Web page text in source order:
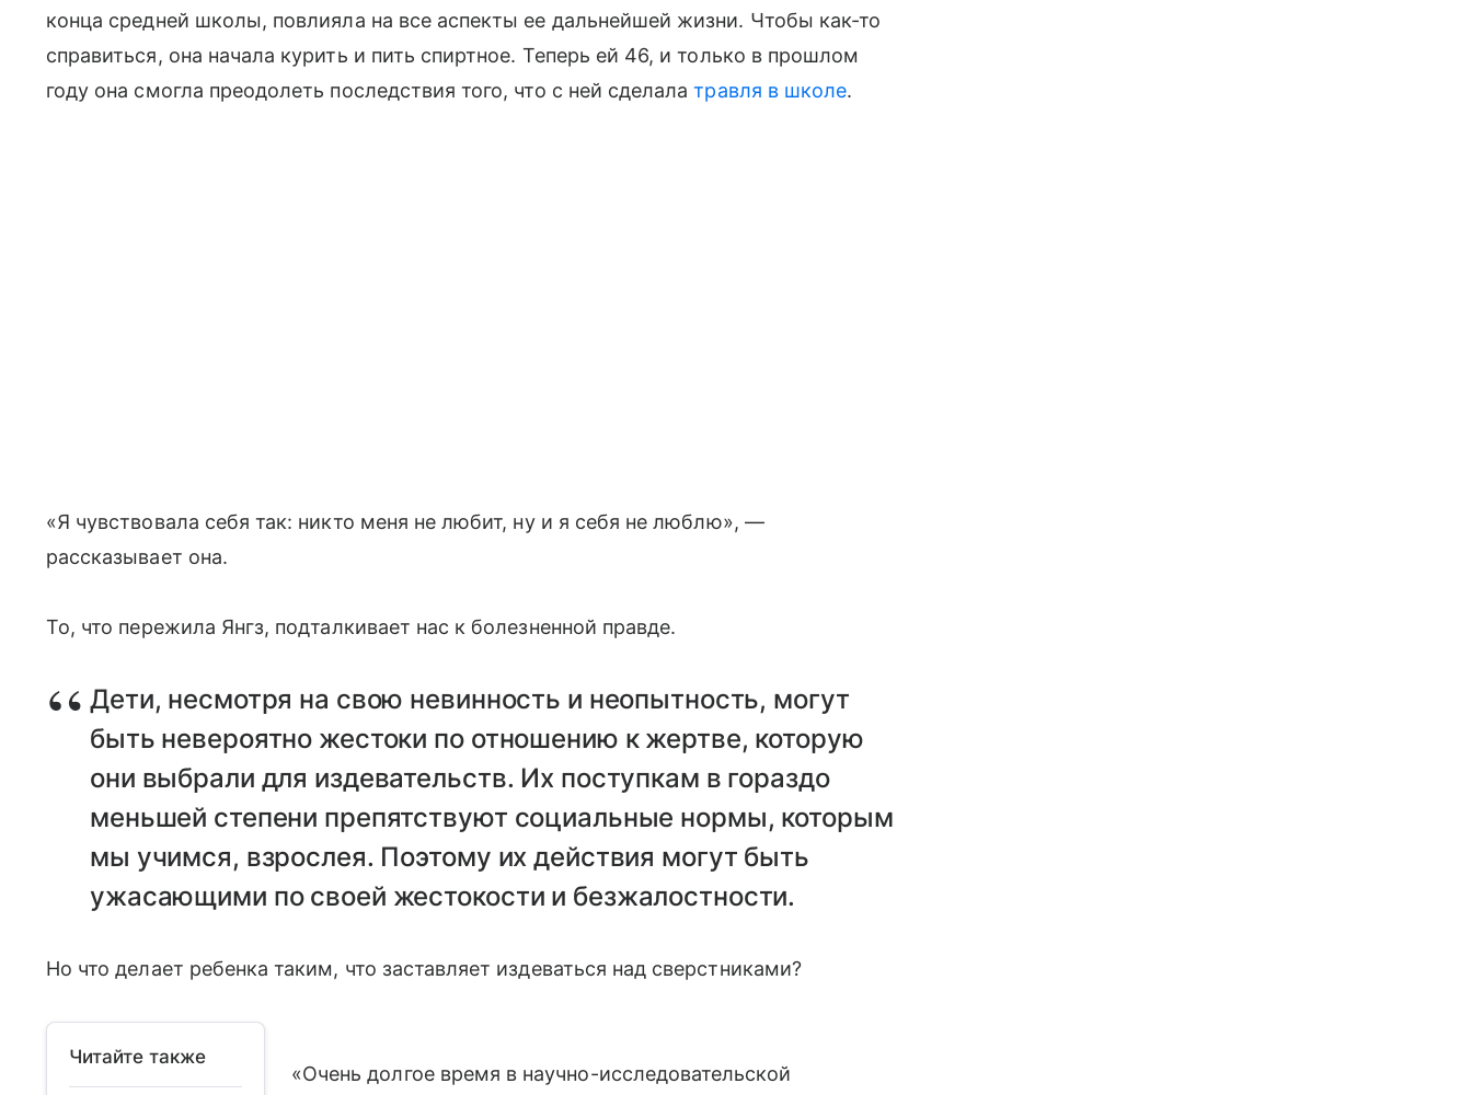
конца средней школы, повлияла на все аспекты ее дальнейшей жизни. Чтобы как-то
справиться, она начала курить и пить спиртное. Теперь ей 46, и только в прошлом
году она смогла преодолеть последствия того, что с ней сделалатравля в школе.
«Я чувствовала себя так: никто меня не любит, ну и я себя не люблю», —
рассказывает она.
То, что пережила Янгз, подталкивает нас к болезненной правде.
Дети, несмотря на свою невинность и неопытность, могут
быть невероятно жестоки по отношению к жертве, которую
они выбрали для издевательств. Их поступкам в гораздо
меньшей степени препятствуют социальные нормы, которым
мы учимся, взрослея. Поэтому их действия могут быть
ужасающими по своей жестокости и безжалостности.
Но что делает ребенка таким, что заставляет издеваться над сверстниками?
Читайте также
«Очень долгое время в научно-исследовательской